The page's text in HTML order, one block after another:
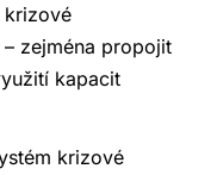
krizové
zejména propojit
kapacit
krizové